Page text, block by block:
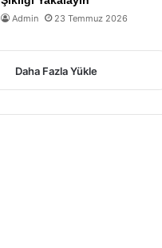
Admin 23 Temmuz 2026
Daha Fazla Yükle